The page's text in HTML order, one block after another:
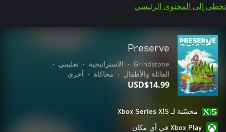
تخطي إلى المحتوى الرئيسي
Preserve
Grindstone
• الاستراتيجية • تعليمي
•
العائلة والأطفال
• محاكاة • أخرى
USD$14.99
محسّنة لـ Xbox Series X|S
Xbox Play في أي مكان